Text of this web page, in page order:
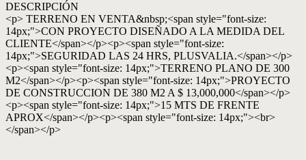
DESCRIPCIÓN
<p> TERRENO EN VENTA&nbsp;<span style="font-size:
14px;">CON PROYECTO DISEÑADO A LA MEDIDA DEL
CLIENTE</span></p><p><span style="font-size:
14px;">SEGURIDAD LAS 24 HRS, PLUSVALIA.</span></p>
<p><span style="font-size: 14px;">TERRENO PLANO DE 300
M2</span></p><p><span style="font-size: 14px;">PROYECTO
DE CONSTRUCCION DE 380 M2 A $ 13,000,000</span></p>
<p><span style="font-size: 14px;">15 MTS DE FRENTE
APROX</span></p><p><span style="font-size: 14px;"><br>
</span></p>